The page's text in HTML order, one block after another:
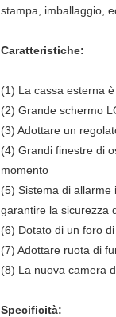
stampa, imballaggio,
Caratteristiche:
(1) La cassa esterna
(2) Grande schermo
(3) Adottare un
(4) Grandi finestre di
momento
(5) Sistema di
garantire la sicurezza
(6) Dotato di un foro
(7) Adottare ruota di
(8) La nuova camera
Specificità: